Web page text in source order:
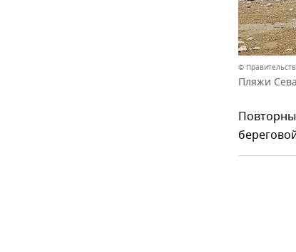
©
Пляжи